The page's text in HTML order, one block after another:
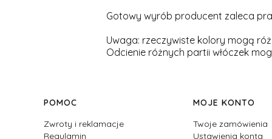
Gotowy wyrób producent zaleca
Uwaga: rzeczywiste kolory mogą
Odcienie różnych partii włóczek
Linki w stopce
POMOC
Zwroty i reklamacje
Regulamin
MOJE KONTO
Twoje zamówienia
Ustawienia konta